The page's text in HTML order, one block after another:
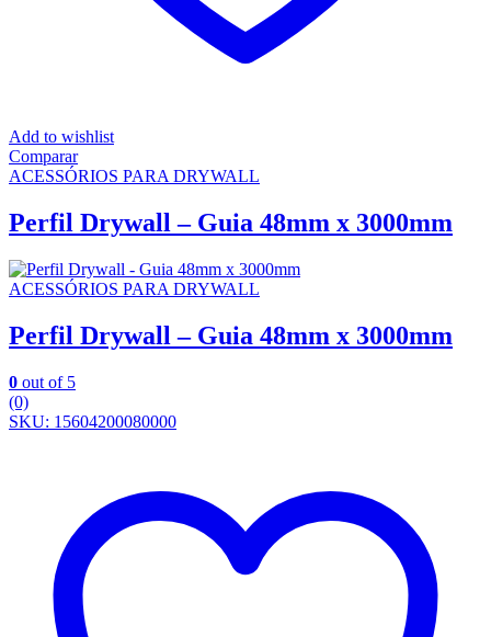
Add to wishlist
Comparar
ACESSÓRIOS PARA DRYWALL
Perfil Drywall – Guia 48mm x 3000mm
ACESSÓRIOS PARA DRYWALL
Perfil Drywall – Guia 48mm x 3000mm
0 out of 5
(0)
SKU: 15604200080000